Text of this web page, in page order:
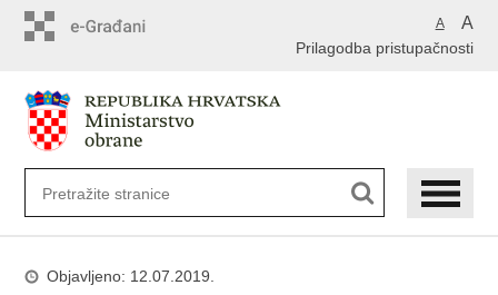
A A
Prilagodba pristupačnosti
Objavljeno: 12.07.2019.